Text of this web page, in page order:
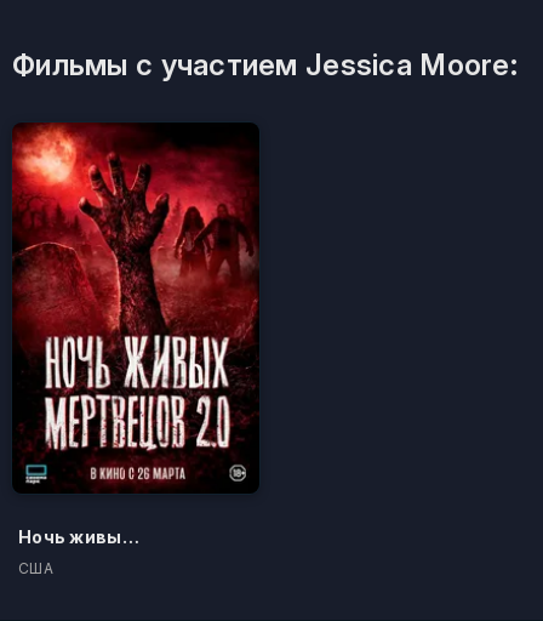
Фильмы с участием Jessica Moore:
Ночь живых мертвецов 2.0
США